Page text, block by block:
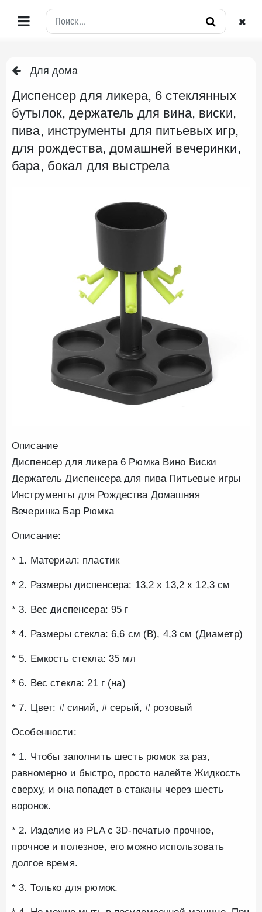
Для дома
Диспенсер для ликера, 6 стеклянных
бутылок, держатель для вина, виски,
пива, инструменты для питьевых игр,
для рождества, домашней вечеринки,
бара, бокал для выстрела
Описание
Диспенсер для ликера 6 Рюмка Вино Виски
Держатель Диспенсера для пива Питьевые игры
Инструменты для Рождества Домашняя
Вечеринка Бар Рюмка
Описание:
* 1. Материал: пластик
* 2. Размеры диспенсера: 13,2 х 13,2 х 12,3 см
* 3. Вес диспенсера: 95 г
* 4. Размеры стекла: 6,6 см (В), 4,3 см (Диаметр)
* 5. Емкость стекла: 35 мл
* 6. Вес стекла: 21 г (на)
* 7. Цвет: # синий, # серый, # розовый
Особенности:
* 1. Чтобы заполнить шесть рюмок за раз,
равномерно и быстро, просто налейте Жидкость
сверху, и она попадет в стаканы через шесть
воронок.
* 2. Изделие из PLA с 3D-печатью прочное,
прочное и полезное, его можно использовать
долгое время.
* 3. Только для рюмок.